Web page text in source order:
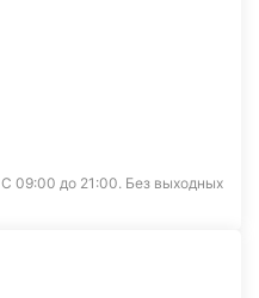
С 09:00 до 21:00. Без выходных